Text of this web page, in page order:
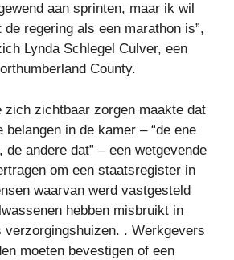
aan sprinten, maar ik wil
regering als een marathon is”,
Lynda Schlegel Culver, een
County.
zich zichtbaar zorgen maakte dat
belangen in de kamer – “de ene
de andere dat” – een wetgevende
om een ​​staatsregister in
waarvan werd vastgesteld
hebben misbruikt in
verzorgingshuizen. . Werkgevers
moeten bevestigen of een